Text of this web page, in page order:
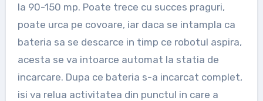
la 90-150 mp. Poate trece cu succes praguri,
poate urca pe covoare, iar daca se intampla ca
bateria sa se descarce in timp ce robotul aspira,
acesta se va intoarce automat la statia de
incarcare. Dupa ce bateria s-a incarcat complet,
isi va relua activitatea din punctul in care a